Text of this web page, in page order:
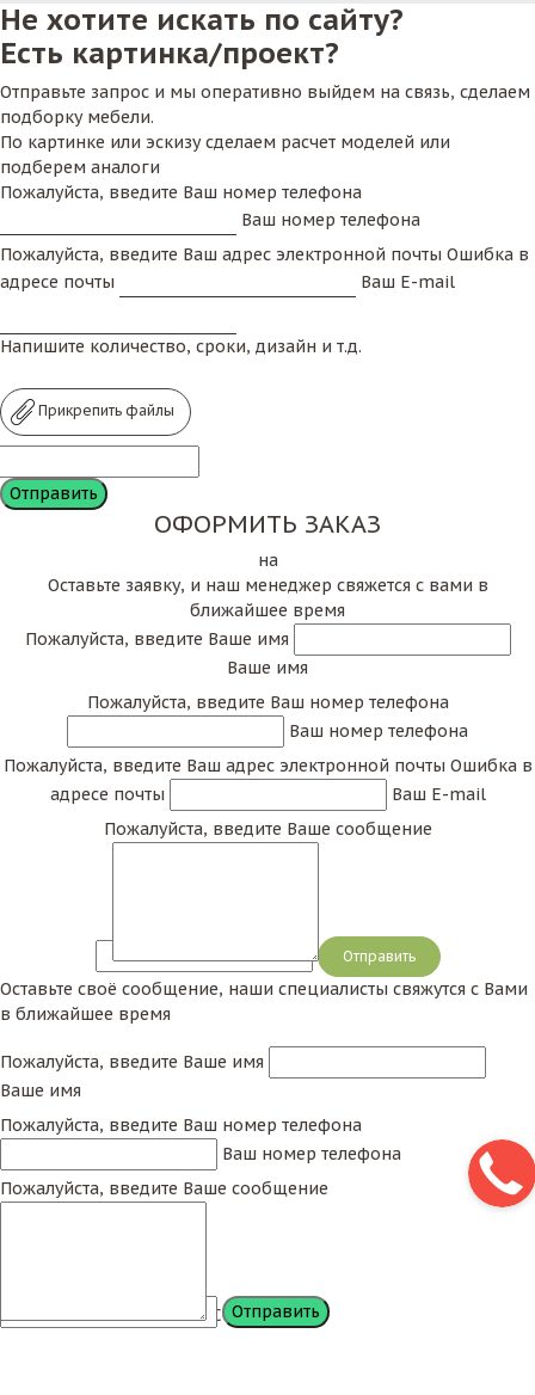
Не хотите искать по сайту?
Есть картинка/проект?
Отправьте запрос и мы оперативно выйдем на связь, сделаем
подборку мебели.
По картинке или эскизу сделаем расчет моделей или
подберем аналоги
Пожалуйста, введите Ваш номер телефона
Ваш номер телефона
Пожалуйста, введите Ваш адрес электронной почты Ошибка в
адресе почты
Ваш E-mail
Напишите количество, сроки, дизайн и т.д.
Прикрепить файлы
ОФОРМИТЬ ЗАКАЗ
на
Оставьте заявку, и наш менеджер свяжется с вами в
ближайшее время
Пожалуйста, введите Ваше имя
Ваше имя
Пожалуйста, введите Ваш номер телефона
Ваш номер телефона
Пожалуйста, введите Ваш адрес электронной почты Ошибка в
адресе почты
Ваш E-mail
Пожалуйста, введите Ваше сообщение
Сообщение
Оставьте своё сообщение, наши специалисты свяжутся с Вами
в ближайшее время
Пожалуйста, введите Ваше имя
Ваше имя
Пожалуйста, введите Ваш номер телефона
Ваш номер телефона
Пожалуйста, введите Ваше сообщение
Сообщение